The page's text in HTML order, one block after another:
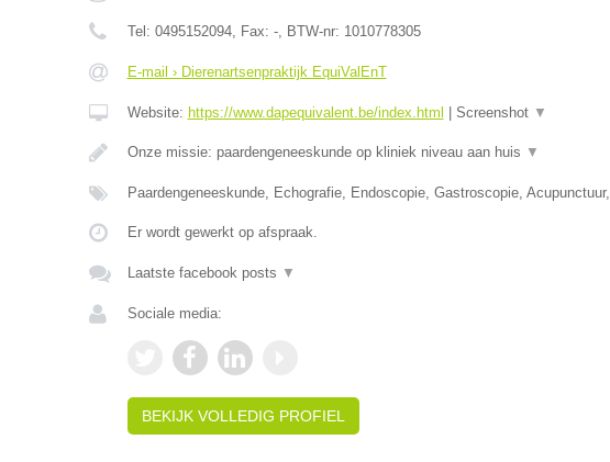
Tel: 0495152094, Fax: -, BTW-nr: 1010778305
E-mail › Dierenartsenpraktijk EquiValEnT
Website: https://www.dapequivalent.be/index.html Screenshot ▼
Onze missie: paardengeneeskunde op kliniek niveau aan huis ▼
Paardengeneeskunde, Echografie, Endoscopie, Gastroscopie, Acupunctuur,
Er wordt gewerkt op afspraak.
Laatste facebook posts ▼
Sociale media:
BEKIJK VOLLEDIG PROFIEL